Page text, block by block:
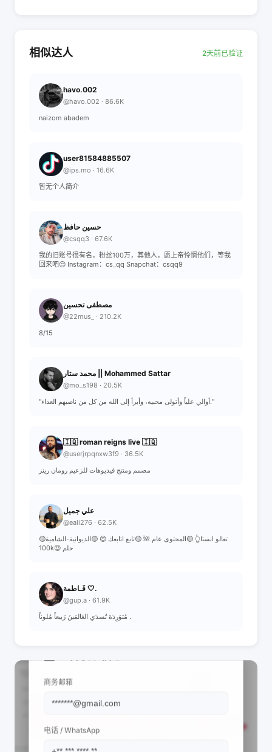
相似达人 2天前已验证
havo.002
@havo.002 · 86.6K
naizom abadem
user81584885507
@ips.mo · 16.6K
暂无个人简介
حسين حافظ
@csqq3 · 67.6K
我的旧账号很有名，粉丝100万，其他人，愿上帝怜悯他们，等我
回来吧😔 Instagram：cs_qq Snapchat：csqq9
مصطفى تحسين
@22mus_ · 210.2K
8/15
محمد ستار || Mohammed Sattar
@mo_s198 · 20.5K
"أوالي علياً وأتولى محبيه، وأبرأ إلى الله من كل من ناصبهم العداء."
🇮🇶 roman reigns live 🇮🇶
@userjrpqnxw3f9 · 36.5K
مصمم ومنتج فيديوهات للزعيم رومان رينز
علي جميل
@eali276 · 62.5K
🟡تعالو انستا👆 🟡المحتوى عام 🌺 🟡تابع اتابعك 😍 🟡الديوانية-الشامية
100k😍 حلم
فَـاطمة 🤍.
@gup.a · 61.9K
مُتوَرِدَة تُسدَي العَالمَينَ رَبيعاً مُلوناً .
商务邮箱
电话 / WhatsApp